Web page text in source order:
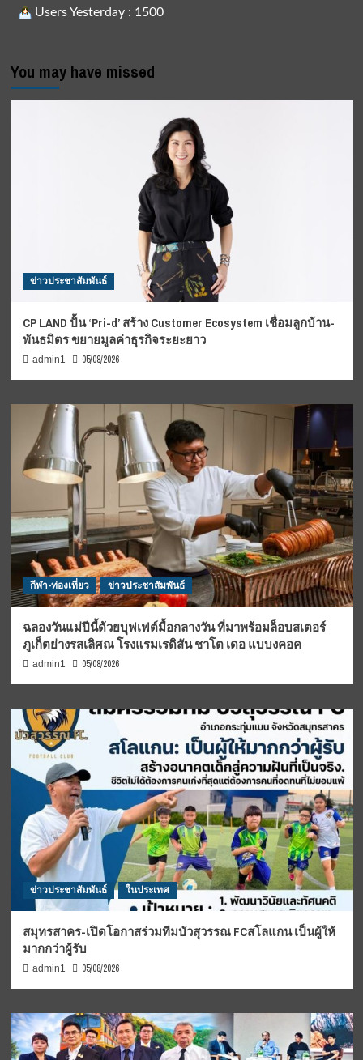
Users Yesterday : 1500
You may have missed
ข่าวประชาสัมพันธ์
CP LAND ปั้น ‘Pri-d’ สร้าง Customer Ecosystem เชื่อมลูกบ้าน-
พันธมิตร ขยายมูลค่าธุรกิจระยะยาว
admin1 05/08/2026
กีฬา-ท่องเที่ยว ข่าวประชาสัมพันธ์
ฉลองวันแม่ปีนี้ด้วยบุฟเฟต์มื้อกลางวัน ที่มาพร้อมล็อบสเตอร์
ภูเก็ตย่างรสเลิศณ โรงแรมเรดิสัน ชาโต เดอ แบบงคอค
admin1 05/08/2026
ข่าวประชาสัมพันธ์ ในประเทศ
สมุทรสาคร-เปิดโอกาสร่วมทีมบัวสุวรรณ FCสโลแกน เป็นผู้ให้
มากกว่าผู้รับ
admin1 05/08/2026